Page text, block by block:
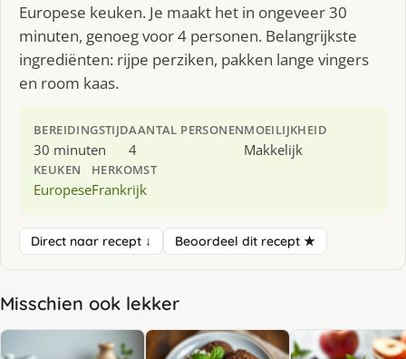
Europese keuken. Je maakt het in ongeveer 30
minuten, genoeg voor 4 personen. Belangrijkste
ingrediënten: rijpe perziken, pakken lange vingers
en room kaas.
BEREIDINGSTIJD
30 minuten
AANTAL PERSONEN
4
MOEILIJKHEID
Makkelijk
KEUKEN
Europese
HERKOMST
Frankrijk
Direct naar recept ↓ Beoordeel dit recept ★
Misschien ook lekker